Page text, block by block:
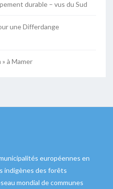
durable – vus du Sud
une Differdange
à Mamer
européennes en
indigènes des forêts
mondial de communes